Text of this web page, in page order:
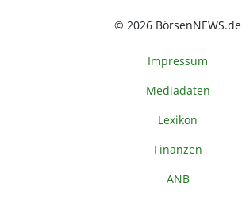
© 2026 BörsenNEWS.de
Impressum
Mediadaten
Lexikon
Finanzen
ANB